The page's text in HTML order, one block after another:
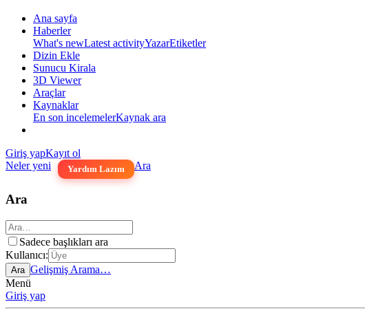
Ana sayfa
Haberler
What's newLatest activityYazarEtiketler
Dizin Ekle
Sunucu Kirala
3D Viewer
Araçlar
Kaynaklar
En son incelemelerKaynak ara
Giriş yapKayıt ol
Neler yeni
Yardım Lazım Ara
Ara
Sadece başlıkları ara
Kullanıcı:
Ara Gelişmiş Arama…
Menü
Giriş yap